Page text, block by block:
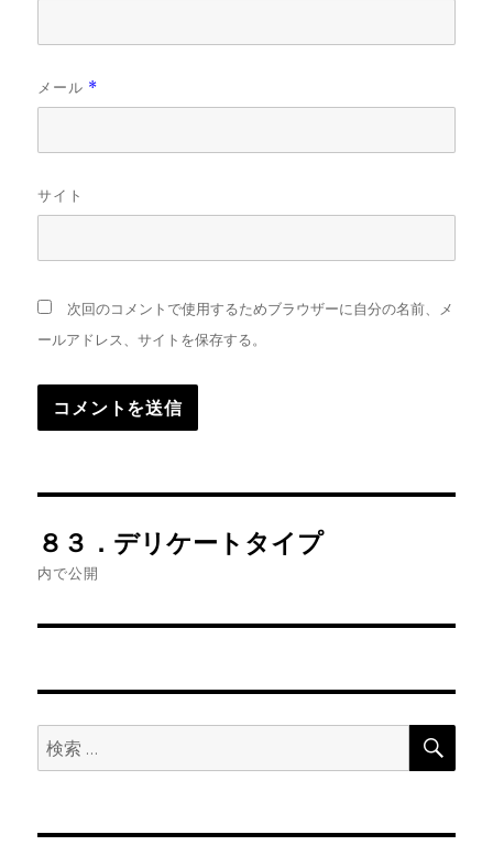
メール *
サイト
次回のコメントで使用するためブラウザーに自分の名前、メ
ールアドレス、サイトを保存する。
稿
ゲ
ー
ョ
８３．デリケートタイプ
内で公開
検
索:
検